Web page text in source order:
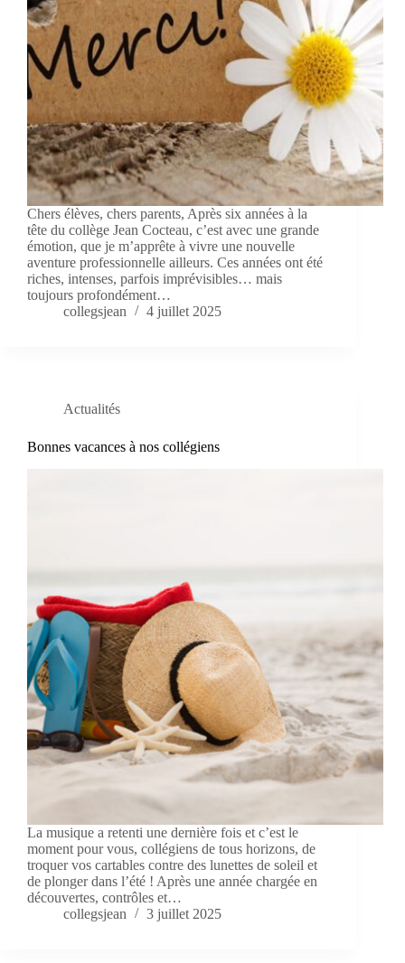
Chers élèves, chers parents, Après six années à la
tête du collège Jean Cocteau, c’est avec une grande
émotion, que je m’apprête à vivre une nouvelle
aventure professionnelle ailleurs. Ces années ont été
riches, intenses, parfois imprévisibles… mais
toujours profondément…
collegsjean
4 juillet 2025
Actualités
Bonnes vacances à nos collégiens
La musique a retenti une dernière fois et c’est le
moment pour vous, collégiens de tous horizons, de
troquer vos cartables contre des lunettes de soleil et
de plonger dans l’été ! Après une année chargée en
découvertes, contrôles et…
collegsjean
3 juillet 2025